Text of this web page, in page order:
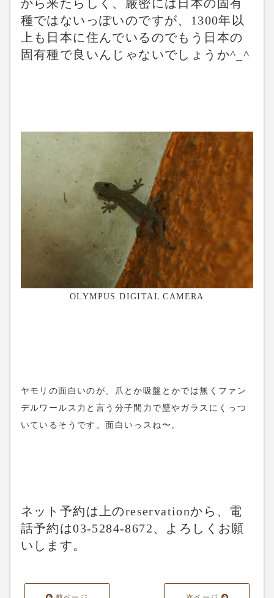
から来たらしく、厳密には日本の固有
種ではないっぽいのですが、1300年以
上も日本に住んでいるのでもう日本の
固有種で良いんじゃないでしょうか^_^
OLYMPUS DIGITAL CAMERA
ヤモリの面白いのが、爪とか吸盤とかでは無くファン
デルワールス力と言う分子間力で壁やガラスにくっつ
いているそうです。面白いっスね〜。
ネット予約は上のreservationから、電
話予約は03-5284-8672、よろしくお願
いします。